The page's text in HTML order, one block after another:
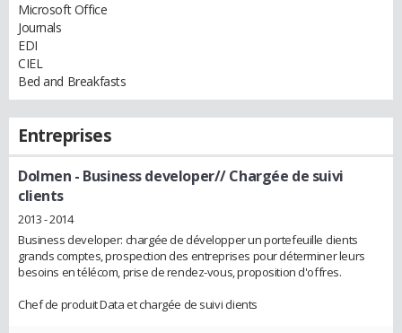
Microsoft Office
Journals
EDI
CIEL
Bed and Breakfasts
Entreprises
Dolmen - Business developer// Chargée de suivi
clients
2013 - 2014
Business developer: chargée de développer un portefeuille clients
grands comptes, prospection des entreprises pour déterminer leurs
besoins en télécom, prise de rendez-vous, proposition d'offres.
Chef de produit Data et chargée de suivi clients